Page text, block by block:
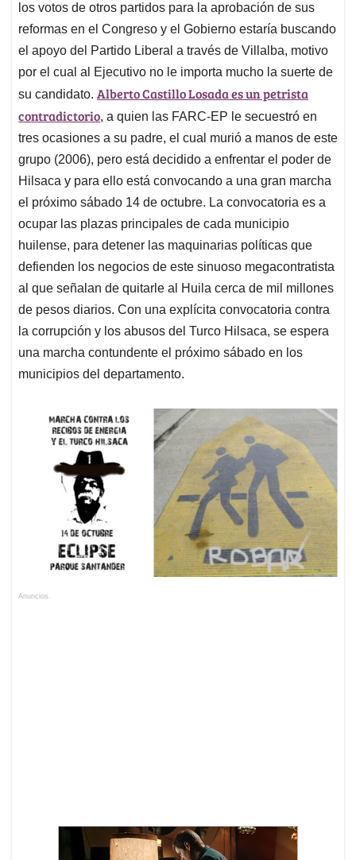
los votos de otros partidos para la aprobación de sus
reformas en el Congreso y el Gobierno estaría buscando
el apoyo del Partido Liberal a través de Villalba, motivo
por el cual al Ejecutivo no le importa mucho la suerte de
su candidato. Alberto Castillo Losada es un petrista
contradictorio, a quien las FARC-EP le secuestró en
tres ocasiones a su padre, el cual murió a manos de este
grupo (2006), pero está decidido a enfrentar el poder de
Hilsaca y para ello está convocando a una gran marcha
el próximo sábado 14 de octubre. La convocatoria es a
ocupar las plazas principales de cada municipio
huilense, para detener las maquinarias políticas que
defienden los negocios de este sinuoso megacontratista
al que señalan de quitarle al Huila cerca de mil millones
de pesos diarios. Con una explícita convocatoria contra
la corrupción y los abusos del Turco Hilsaca, se espera
una marcha contundente el próximo sábado en los
municipios del departamento.
Anuncios.